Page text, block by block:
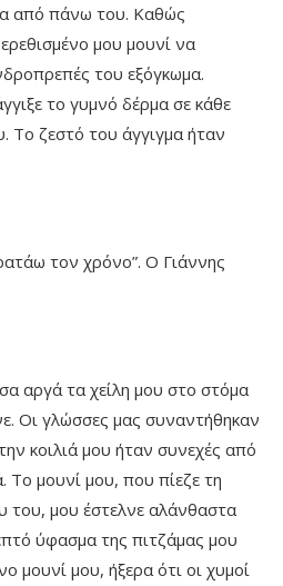
από πάνω του. Καθώς
μου μουνί να
του εξόγκωμα.
το γυμνό δέρμα σε κάθε
Το ζεστό του άγγιγμα ήταν
τον χρόνο”. Ο Γιάννης
αργά τα χείλη μου στο στόμα
Οι γλώσσες μας συναντήθηκαν
κοιλιά μου ήταν συνεχές από
Το μουνί μου, που πίεζε τη
του, μου έστελνε αλάνθαστα
ύφασμα της πιτζάμας μου
μουνί μου, ήξερα ότι οι χυμοί